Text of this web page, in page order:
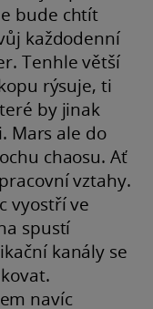
bude chtít
každodenní
Tenhle větší
rýsuje, ti
by jinak
Mars ale do
chaosu. Ať
vztahy.
vyostří ve
spustí
kanály se
navíc